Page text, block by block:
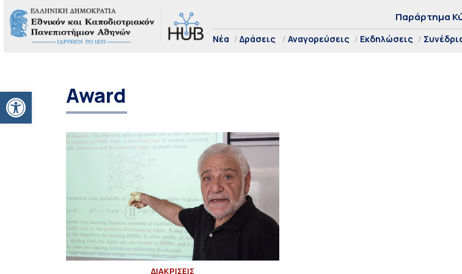
Ανοίξτε τη γραμμή εργαλείων
Παράρτημα
Νέα Δράσεις Αναγορεύσεις Εκδηλώσεις
Award
ΔΙΑΚΡΙΣΕΙΣ